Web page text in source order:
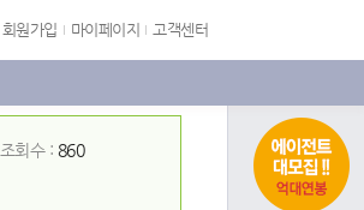
회원가입 마이페이지 고객센터
조회수 : 860